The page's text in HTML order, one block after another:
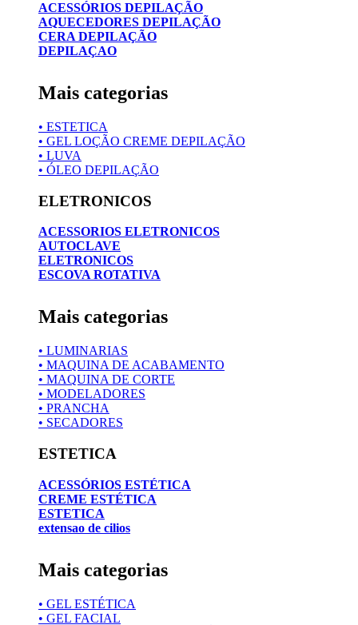
ACESSÓRIOS DEPILAÇÃO
AQUECEDORES DEPILAÇÃO
CERA DEPILAÇÃO
DEPILAÇAO
Mais categorias
• ESTETICA
• GEL LOÇÃO CREME DEPILAÇÃO
• LUVA
• ÓLEO DEPILAÇÃO
ELETRONICOS
ACESSORIOS ELETRONICOS
AUTOCLAVE
ELETRONICOS
ESCOVA ROTATIVA
Mais categorias
• LUMINARIAS
• MAQUINA DE ACABAMENTO
• MAQUINA DE CORTE
• MODELADORES
• PRANCHA
• SECADORES
ESTETICA
ACESSÓRIOS ESTÉTICA
CREME ESTÉTICA
ESTETICA
extensao de cilios
Mais categorias
• GEL ESTÉTICA
• GEL FACIAL